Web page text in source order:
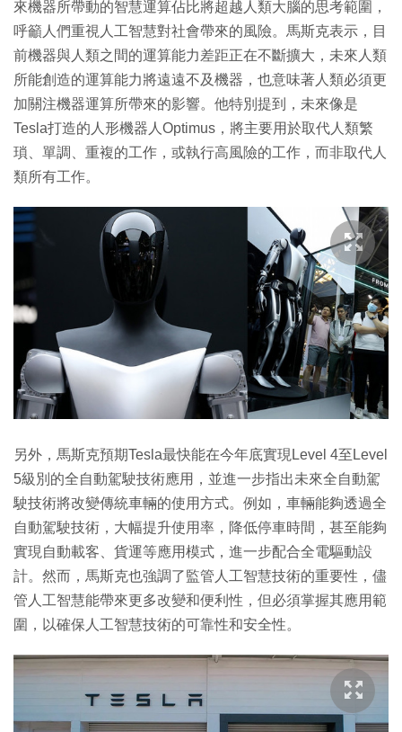
.
9
8
來機器所帶動的智慧運算佔比將超越人類大腦的思考範圍，
呼籲人們重視人工智慧對社會帶來的風險。馬斯克表示，目
前機器與人類之間的運算能力差距正在不斷擴大，未來人類
所能創造的運算能力將遠遠不及機器，也意味著人類必須更
加關注機器運算所帶來的影響。他特別提到，未來像是
Tesla打造的人形機器人Optimus，將主要用於取代人類繁
瑣、單調、重複的工作，或執行高風險的工作，而非取代人
類所有工作。
另外，馬斯克預期Tesla最快能在今年底實現Level 4至Level
5級別的全自動駕駛技術應用，並進一步指出未來全自動駕
駛技術將改變傳統車輛的使用方式。例如，車輛能夠透過全
自動駕駛技術，大幅提升使用率，降低停車時間，甚至能夠
實現自動載客、貨運等應用模式，進一步配合全電驅動設
計。然而，馬斯克也強調了監管人工智慧技術的重要性，儘
管人工智慧能帶來更多改變和便利性，但必須掌握其應用範
圍，以確保人工智慧技術的可靠性和安全性。